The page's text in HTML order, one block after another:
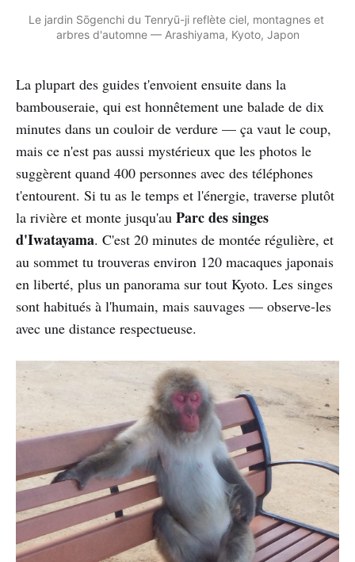
Le jardin Sōgenchi du Tenryū-ji reflète ciel, montagnes et
arbres d'automne — Arashiyama, Kyoto, Japon
La plupart des guides t'envoient ensuite dans la
bambouseraie, qui est honnêtement une balade de dix
minutes dans un couloir de verdure — ça vaut le coup,
mais ce n'est pas aussi mystérieux que les photos le
suggèrent quand 400 personnes avec des téléphones
t'entourent. Si tu as le temps et l'énergie, traverse plutôt
la rivière et monte jusqu'au Parc des singes
d'Iwatayama. C'est 20 minutes de montée régulière, et
au sommet tu trouveras environ 120 macaques japonais
en liberté, plus un panorama sur tout Kyoto. Les singes
sont habitués à l'humain, mais sauvages — observe-les
avec une distance respectueuse.